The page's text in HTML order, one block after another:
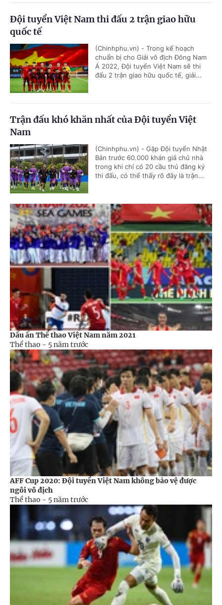
Đội tuyển Việt Nam thi đấu 2 trận giao hữu
quốc tế
(Chinhphu.vn) - Trong kế hoạch
chuẩn bị cho Giải vô địch Đông Nam
Á 2022, Đội tuyển Việt Nam sẽ thi
đấu 2 trận giao hữu quốc tế, giải...
Trận đấu khó khăn nhất của Đội tuyển Việt
Nam
(Chinhphu.vn) - Gặp Đội tuyển Nhật
Bản trước 60.000 khán giả chủ nhà
trong khi chỉ có 20 cầu thủ đăng ký
thi đấu, có thể thấy rõ đây là trận...
Dấu ấn Thể thao Việt Nam năm 2021
Thể thao - 5 năm trước
AFF Cup 2020: Đội tuyển Việt Nam không bảo vệ được
ngôi vô địch
Thể thao - 5 năm trước